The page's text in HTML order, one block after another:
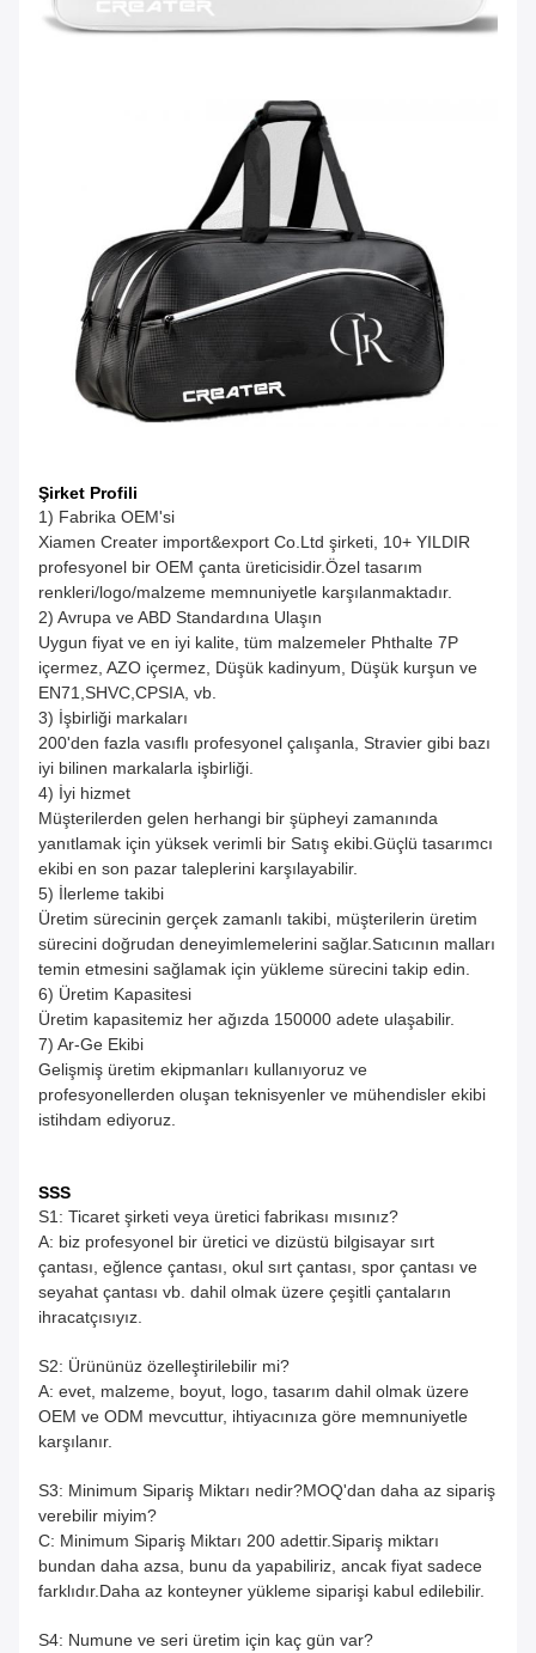
Şirket Profili
1) Fabrika OEM'si
Xiamen Creater import&export Co.Ltd şirketi, 10+ YILDIR
profesyonel bir OEM çanta üreticisidir.Özel tasarım
renkleri/logo/malzeme memnuniyetle karşılanmaktadır.
2) Avrupa ve ABD Standardına Ulaşın
Uygun fiyat ve en iyi kalite, tüm malzemeler Phthalte 7P
içermez, AZO içermez, Düşük kadinyum, Düşük kurşun ve
EN71,SHVC,CPSIA, vb.
3) İşbirliği markaları
200'den fazla vasıflı profesyonel çalışanla, Stravier gibi bazı
iyi bilinen markalarla işbirliği.
4) İyi hizmet
Müşterilerden gelen herhangi bir şüpheyi zamanında
yanıtlamak için yüksek verimli bir Satış ekibi.Güçlü tasarımcı
ekibi en son pazar taleplerini karşılayabilir.
5) İlerleme takibi
Üretim sürecinin gerçek zamanlı takibi, müşterilerin üretim
sürecini doğrudan deneyimlemelerini sağlar.Satıcının malları
temin etmesini sağlamak için yükleme sürecini takip edin.
6) Üretim Kapasitesi
Üretim kapasitemiz her ağızda 150000 adete ulaşabilir.
7) Ar-Ge Ekibi
Gelişmiş üretim ekipmanları kullanıyoruz ve
profesyonellerden oluşan teknisyenler ve mühendisler ekibi
istihdam ediyoruz.
SSS
S1: Ticaret şirketi veya üretici fabrikası mısınız?
A: biz profesyonel bir üretici ve dizüstü bilgisayar sırt
çantası, eğlence çantası, okul sırt çantası, spor çantası ve
seyahat çantası vb. dahil olmak üzere çeşitli çantaların
ihracatçısıyız.
S2: Ürününüz özelleştirilebilir mi?
A: evet, malzeme, boyut, logo, tasarım dahil olmak üzere
OEM ve ODM mevcuttur, ihtiyacınıza göre memnuniyetle
karşılanır.
S3: Minimum Sipariş Miktarı nedir?MOQ'dan daha az sipariş
verebilir miyim?
C: Minimum Sipariş Miktarı 200 adettir.Sipariş miktarı
bundan daha azsa, bunu da yapabiliriz, ancak fiyat sadece
farklıdır.Daha az konteyner yükleme siparişi kabul edilebilir.
S4: Numune ve seri üretim için kaç gün var?